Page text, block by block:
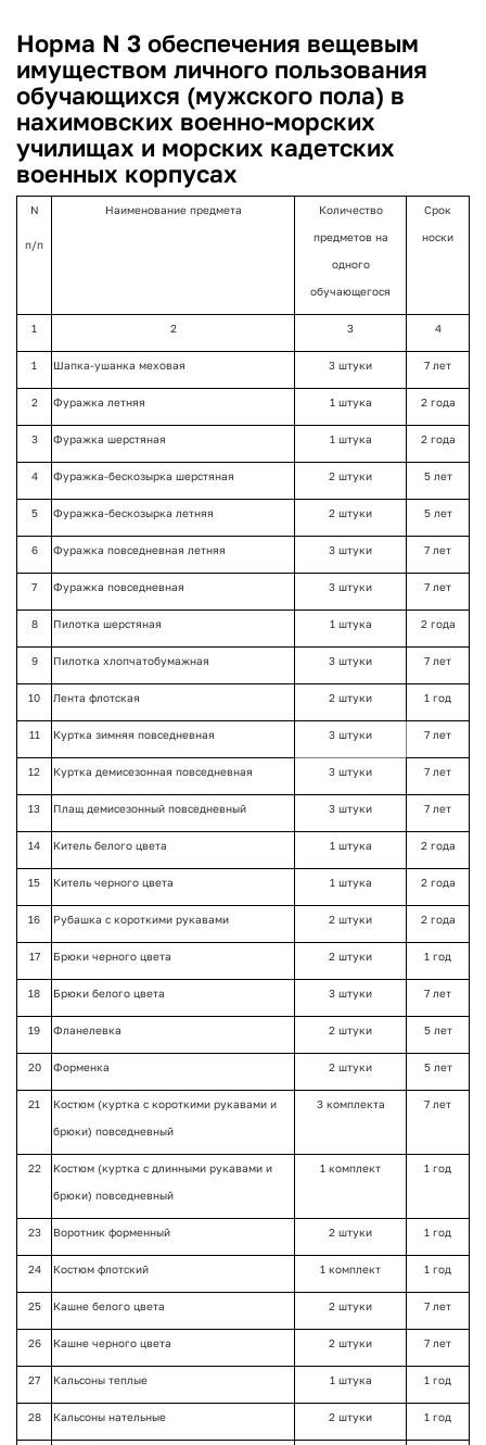
Норма N 3 обеспечения вещевым
имуществом личного пользования
обучающихся (мужского пола) в
нахимовских военно-морских
училищах и морских кадетских
военных корпусах
N
п/п
Наименование предмета Количество
предметов на
одного
обучающегося
Срок
носки
1 2 3 4
1 Шапка-ушанка меховая 3 штуки 7 лет
2 Фуражка летняя 1 штука 2 года
3 Фуражка шерстяная 1 штука 2 года
4 Фуражка-бескозырка шерстяная 2 штуки 5 лет
5 Фуражка-бескозырка летняя 2 штуки 5 лет
6 Фуражка повседневная летняя 3 штуки 7 лет
7 Фуражка повседневная 3 штуки 7 лет
8 Пилотка шерстяная 1 штука 2 года
9 Пилотка хлопчатобумажная 3 штуки 7 лет
10 Лента флотская 2 штуки 1 год
11 Куртка зимняя повседневная 3 штуки 7 лет
12 Куртка демисезонная повседневная 3 штуки 7 лет
13 Плащ демисезонный повседневный 3 штуки 7 лет
14 Китель белого цвета 1 штука 2 года
15 Китель черного цвета 1 штука 2 года
16 Рубашка с короткими рукавами 2 штуки 2 года
17 Брюки черного цвета 2 штуки 1 год
18 Брюки белого цвета 3 штуки 7 лет
19 Фланелевка 2 штуки 5 лет
20 Форменка 2 штуки 5 лет
21 Костюм (куртка с короткими рукавами и
брюки) повседневный
3 комплекта 7 лет
22 Костюм (куртка с длинными рукавами и
брюки) повседневный
1 комплект 1 год
23 Воротник форменный 2 штуки 1 год
24 Костюм флотский 1 комплект 1 год
25 Кашне белого цвета 2 штуки 7 лет
26 Кашне черного цвета 2 штуки 7 лет
27 Кальсоны теплые 1 штука 1 год
28 Кальсоны нательные 2 штуки 1 год